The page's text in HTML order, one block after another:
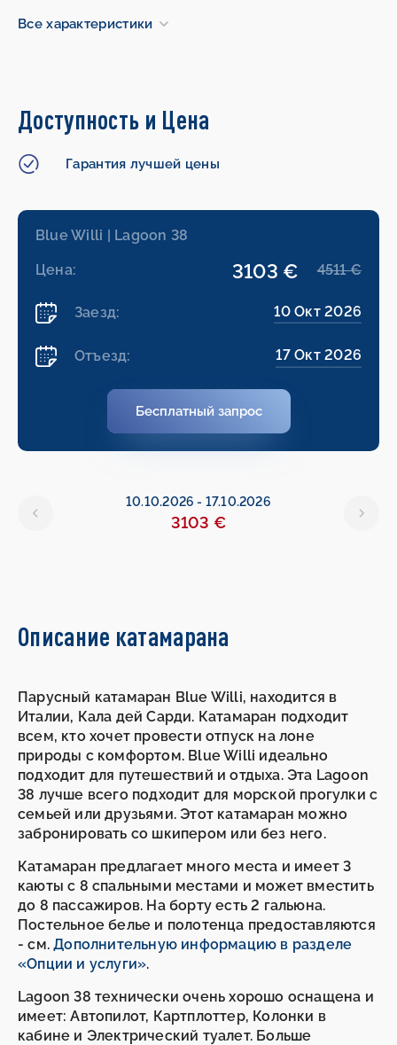
Все характеристики
Доступность и Цена
Гарантия лучшей цены
Blue Willi | Lagoon 38
Цена: 3103 € 4511 €
Заезд: 10 Окт 2026
Отъезд: 17 Окт 2026
Бесплатный запрос
10.10.2026 - 17.10.2026
3103 €
Описание катамарана
Парусный катамаран Blue Willi, находится в
Италии, Кала дей Сарди. Катамаран подходит
всем, кто хочет провести отпуск на лоне
природы с комфортом. Blue Willi идеально
подходит для путешествий и отдыха. Эта Lagoon
38 лучше всего подходит для морской прогулки с
семьей или друзьями. Этот катамаран можно
забронировать со шкипером или без него.
Катамаран предлагает много места и имеет 3
каюты с 8 спальными местами и может вместить
до 8 пассажиров. На борту есть 2 гальюна.
Постельное белье и полотенца предоставляются
- см.Дополнительную информацию в разделе
«Опции и услуги».
Lagoon 38 технически очень хорошо оснащена и
имеет: Автопилот, Картплоттер, Колонки в
кабине и Электрический туалет. Больше